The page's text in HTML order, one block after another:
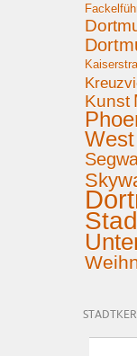
Kunst
West